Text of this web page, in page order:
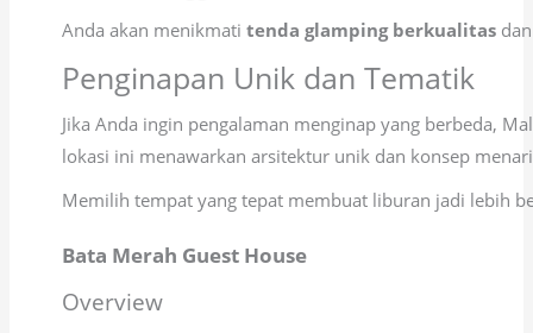
Anda akan menikmati tenda glamping berkualitasdan
Penginapan Unik dan Tematik
Jika Anda ingin pengalaman menginap yang berbeda,
lokasi ini menawarkan arsitektur unik dan konsep
Memilih tempat yang tepat membuat liburan jadi lebih
Bata Merah Guest House
Overview